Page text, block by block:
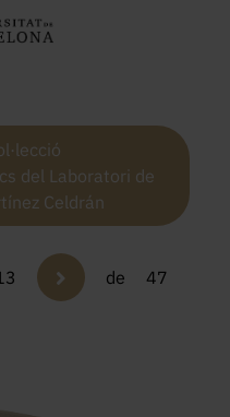
del Laboratori de
Celdrán
de 47